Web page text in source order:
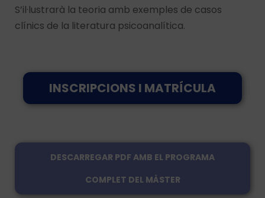
S’il·lustrarà la teoria amb exemples de casos
clínics de la literatura psicoanalítica.
INSCRIPCIONS I MATRÍCULA
DESCARREGAR PDF AMB EL PROGRAMA
COMPLET DEL MÀSTER